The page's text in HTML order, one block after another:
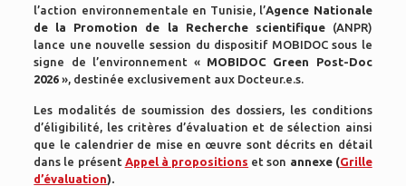
l’action environnementale en Tunisie, l’Agence Nationale
de la Promotion de la Recherche scientifique(ANPR)
lance une nouvelle session du dispositif MOBIDOC sous le
signe de l’environnement « MOBIDOC Green Post-Doc
2026», destinée exclusivement aux Docteur.e.s.
Les modalités de soumission des dossiers, les conditions
d’éligibilité, les critères d’évaluation et de sélection ainsi
que le calendrier de mise en œuvre sont décrits en détail
dans le présent Appel à propositions et son annexe (Grille
d’évaluation).